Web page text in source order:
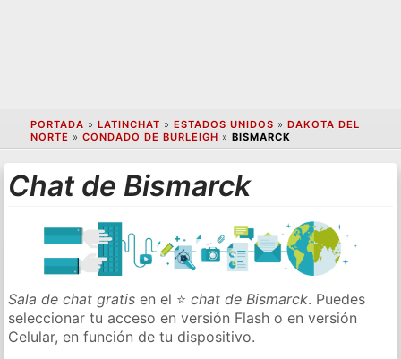
PORTADA » LATINCHAT » ESTADOS UNIDOS » DAKOTA DEL
NORTE » CONDADO DE BURLEIGH » BISMARCK
Chat de Bismarck
Sala de chat gratis en el ⭐chat de Bismarck. Puedes
seleccionar tu acceso en versión Flash o en versión
Celular, en función de tu dispositivo.